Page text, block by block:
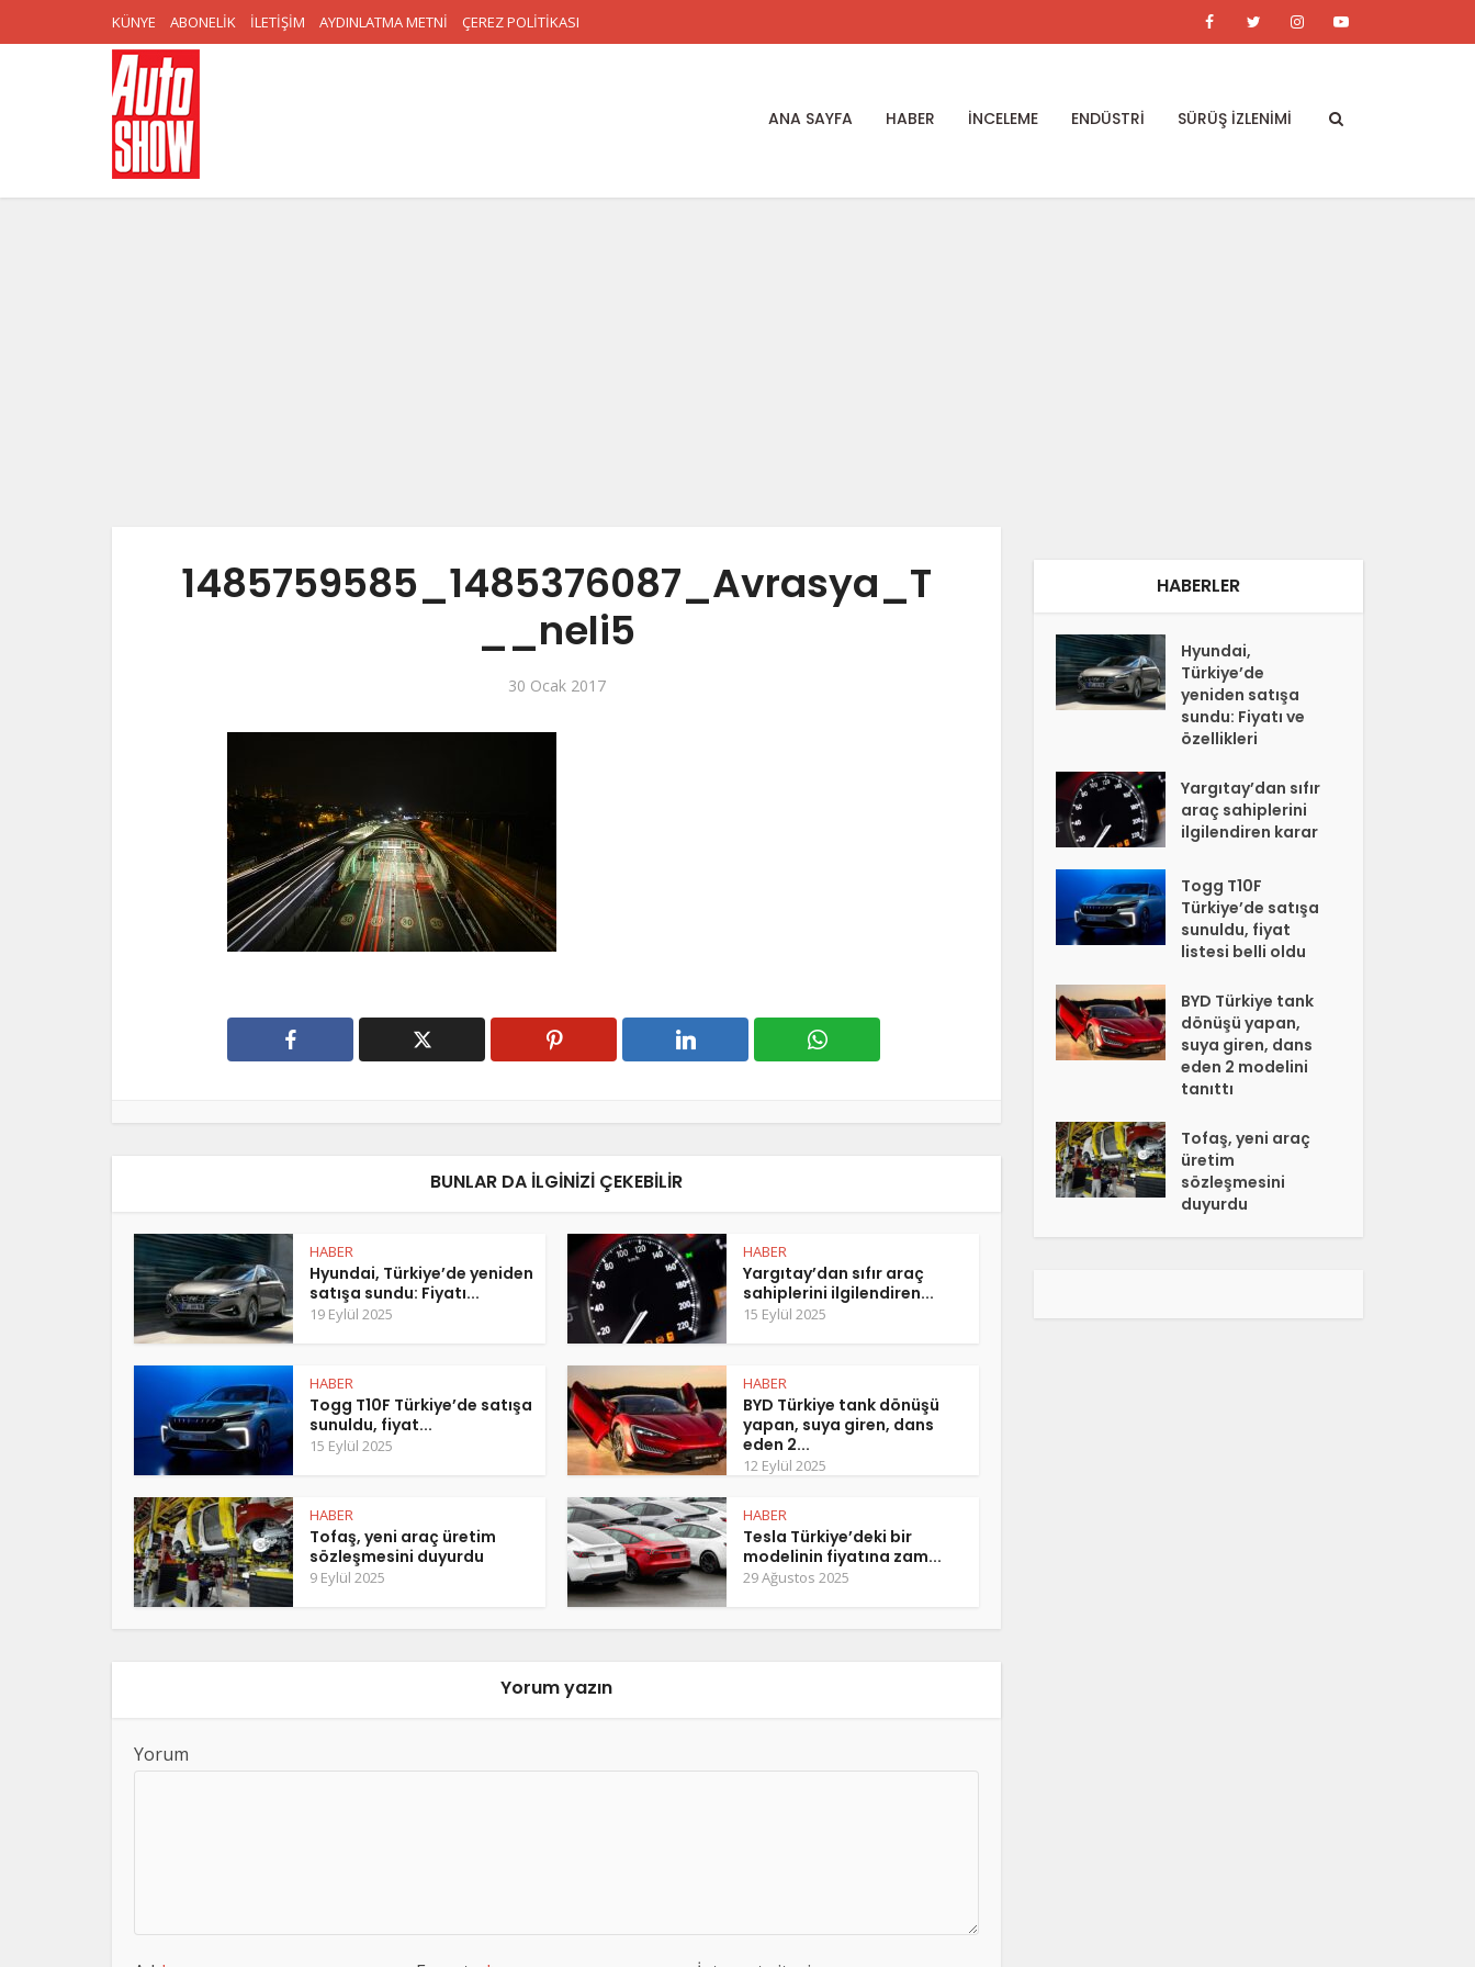
KÜNYE ABONELİK İLETİŞİM AYDINLATMA METNİ ÇEREZ POLİTİKASI
ANA SAYFA HABER İNCELEME ENDÜSTRİ SÜRÜŞ İZLENİMİ
1485759585_1485376087_Avrasya_T
__neli5
30 Ocak 2017
BUNLAR DA ILGINIZI ÇEKEBILIR
HABER
Hyundai, Türkiye’de yeniden
satışa sundu: Fiyatı...
19 Eylül 2025
HABER
Yargıtay’dan sıfır araç
sahiplerini ilgilendiren...
15 Eylül 2025
HABER
Togg T10F Türkiye’de satışa
sunuldu, fiyat...
15 Eylül 2025
HABER
BYD Türkiye tank dönüşü
yapan, suya giren, dans
eden 2...
12 Eylül 2025
HABER
Tofaş, yeni araç üretim
sözleşmesini duyurdu
9 Eylül 2025
HABER
Tesla Türkiye’deki bir
modelinin fiyatına zam...
29 Ağustos 2025
Yorum yazın
Yorum
HABERLER
Hyundai,
Türkiye’de
yeniden satışa
sundu: Fiyatı ve
özellikleri
Yargıtay’dan sıfır
araç sahiplerini
ilgilendiren karar
Togg T10F
Türkiye’de satışa
sunuldu, fiyat
listesi belli oldu
BYD Türkiye tank
dönüşü yapan,
suya giren, dans
eden 2 modelini
tanıttı
Tofaş, yeni araç
üretim
sözleşmesini
duyurdu